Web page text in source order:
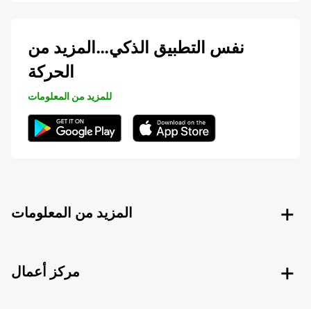
نفس التطبيق الذكي…المزيد من
الحركة
للمزيد من المعلومات
المزيد من المعلومات
مركز أعمال